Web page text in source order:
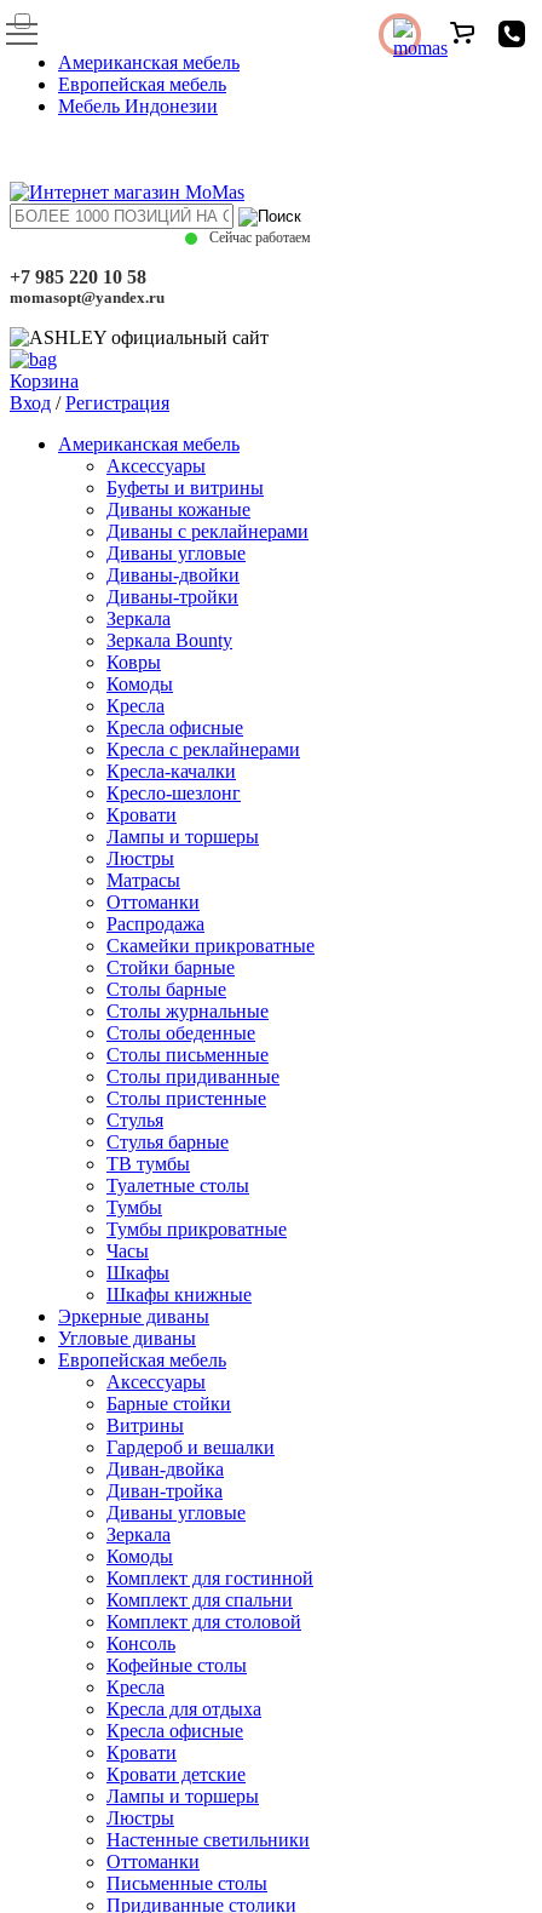
Американская мебель
Европейская мебель
Мебель Индонезии
Сейчас работаем
+7 985 220 10 58
momasopt@yandex.ru
Корзина
Вход /Регистрация
Американская мебель
Аксессуары
Буфеты и витрины
Диваны кожаные
Диваны с реклайнерами
Диваны угловые
Диваны-двойки
Диваны-тройки
Зеркала
Зеркала Bounty
Ковры
Комоды
Кресла
Кресла офисные
Кресла с реклайнерами
Кресла-качалки
Кресло-шезлонг
Кровати
Лампы и торшеры
Люстры
Матрасы
Оттоманки
Распродажа
Скамейки прикроватные
Стойки барные
Столы барные
Столы журнальные
Столы обеденные
Столы письменные
Столы придиванные
Столы пристенные
Стулья
Стулья барные
ТВ тумбы
Туалетные столы
Тумбы
Тумбы прикроватные
Часы
Шкафы
Шкафы книжные
Эркерные диваны
Угловые диваны
Европейская мебель
Аксессуары
Барные стойки
Витрины
Гардероб и вешалки
Диван-двойка
Диван-тройка
Диваны угловые
Зеркала
Комоды
Комплект для гостинной
Комплект для спальни
Комплект для столовой
Консоль
Кофейные столы
Кресла
Кресла для отдыха
Кресла офисные
Кровати
Кровати детские
Лампы и торшеры
Люстры
Настенные светильники
Оттоманки
Письменные столы
Придиванные столики